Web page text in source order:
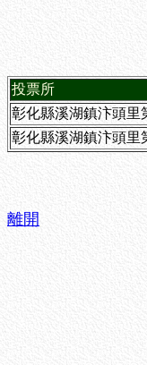
投票所
彰化縣溪湖鎮汴頭里
彰化縣溪湖鎮汴頭里
離開